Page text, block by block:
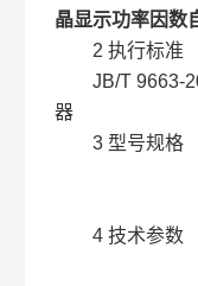
晶显示功率因数
2 执行标准
JB/T 9663-
器
3 型号规格
4 技术参数